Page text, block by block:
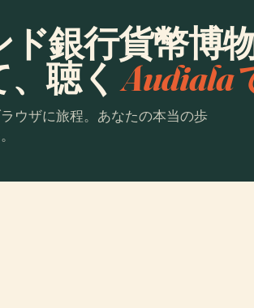
ド銀行貨幣博
、聴くAudiala
ウザに旅程。あなたの本当の歩